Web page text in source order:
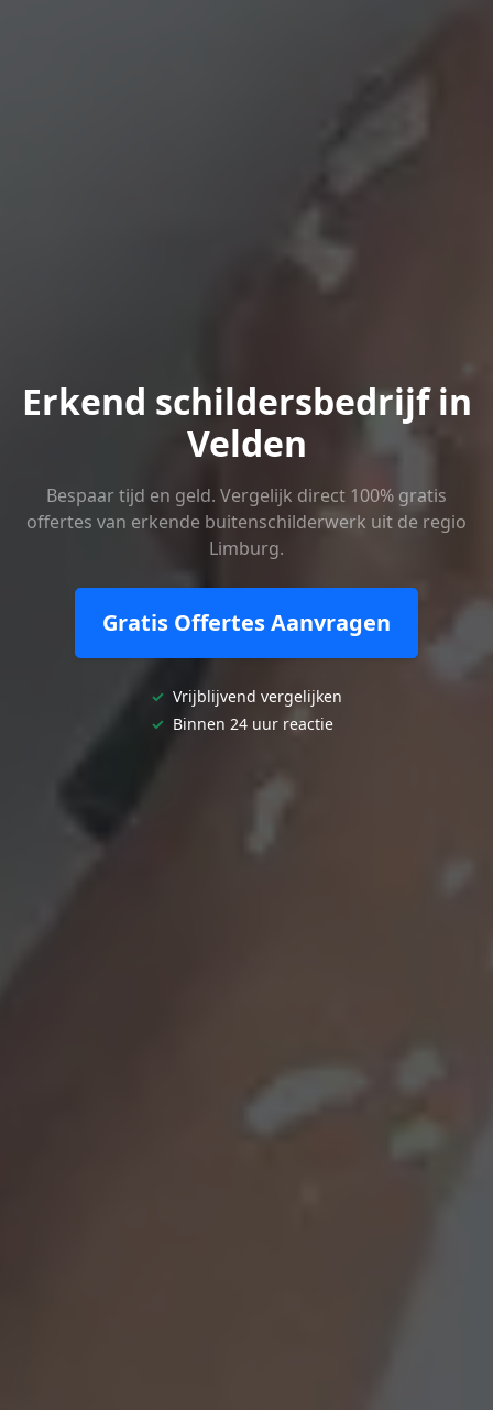
Erkend schildersbedrijf in
Velden
Bespaar tijd en geld. Vergelijk direct 100% gratis
offertes van erkende buitenschilderwerk uit de regio
Limburg.
Gratis Offertes Aanvragen
✓ Vrijblijvend vergelijken
✓ Binnen 24 uur reactie